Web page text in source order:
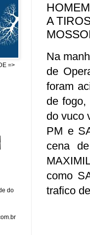
A
Na
de
foram
de fogo,
do vuco
PM e
cena
como
trafico
=>
do